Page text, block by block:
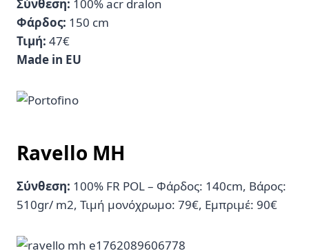
Σύνθεση: 100% acr dralon
Φάρδος: 150 cm
Τιμή: 47€
Made in EU
Ravello MH
Σύνθεση: 100% FR POL – Φάρδος: 140cm, Βάρος:
510gr/ m2, Τιμή μονόχρωμο: 79€, Εμπριμέ: 90€